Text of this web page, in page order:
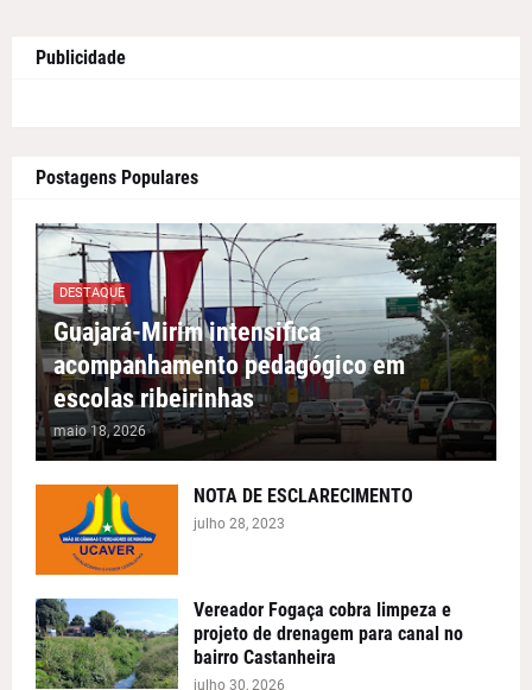
Publicidade
Postagens Populares
DESTAQUE
Guajará-Mirim intensifica
acompanhamento pedagógico em
escolas ribeirinhas
maio 18, 2026
NOTA DE ESCLARECIMENTO
julho 28, 2023
Vereador Fogaça cobra limpeza e
projeto de drenagem para canal no
bairro Castanheira
julho 30, 2026